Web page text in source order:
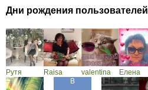
Дни рождения пользователей
Рутя Raisa valentina Елена